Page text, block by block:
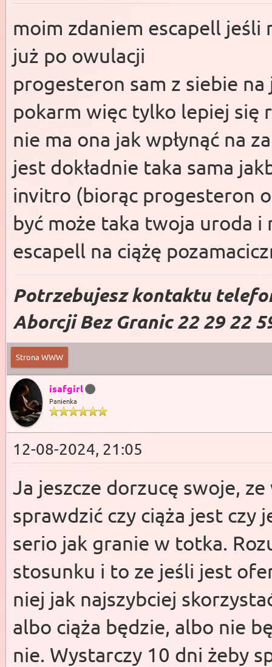
moim zdaniem escapell jeśli
już po owulacji
progesteron sam z siebie na
pokarm więc tylko lepiej się
nie ma ona jak wpłynąć na
jest dokładnie taka sama
invitro (biorąc progesteron
być może taka twoja uroda i
escapell na ciążę
Potrzebujesz kontaktu
Aborcji Bez Granic 22 29 22
Strona WWW
isafgirl
Panienka
12-08-2024, 21:05
Ja jeszcze dorzucę swoje,
sprawdzić czy ciąża jest czy
serio jak granie w totka.
stosunku i to ze jeśli jest
niej jak najszybciej
albo ciąża będzie, albo nie
nie. Wystarczy 10 dni żeby